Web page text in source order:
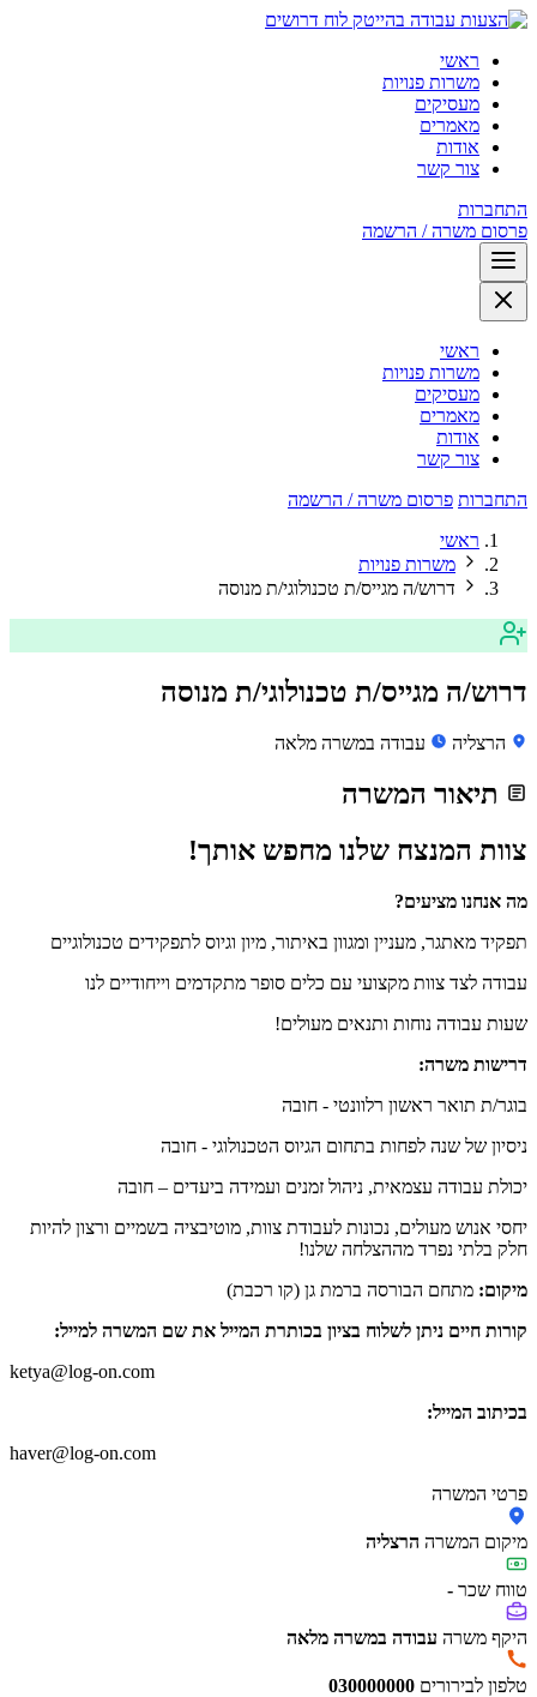
לוח דרושים
ראשי
משרות פנויות
מעסיקים
מאמרים
אודות
צור קשר
התחברות
פרסום משרה / הרשמה
ראשי
משרות פנויות
מעסיקים
מאמרים
אודות
צור קשר
התחברות פרסום משרה / הרשמה
ראשי
משרות פנויות
דרוש/ה מגייס/ת טכנולוגי/ת מנוסה
דרוש/ה מגייס/ת טכנולוגי/ת מנוסה
הרצליה עבודה במשרה מלאה
תיאור המשרה
צוות המנצח שלנו מחפש אותך!
מה אנחנו מציעים?
תפקיד מאתגר, מעניין ומגוון באיתור, מיון וגיוס לתפקידים טכנולוגיים
עבודה לצד צוות מקצועי עם כלים סופר מתקדמים וייחודיים לנו
שעות עבודה נוחות ותנאים מעולים!
דרישות משרה:
בוגר/ת תואר ראשון רלוונטי - חובה
ניסיון של שנה לפחות בתחום הגיוס הטכנולוגי - חובה
יכולת עבודה עצמאית, ניהול זמנים ועמידה ביעדים – חובה
יחסי אנוש מעולים, נכונות לעבודת צוות, מוטיבציה בשמיים ורצון להיות
חלק בלתי נפרד מההצלחה שלנו!
מיקום: מתחם הבורסה ברמת גן (קו רכבת)
קורות חיים ניתן לשלוח בציון בכותרת המייל את שם המשרה למייל:
ketya@log-on.com
בכיתוב המייל:
haver@log-on.com
פרטי המשרה
מיקום המשרה הרצליה
טווח שכר -
היקף משרה עבודה במשרה מלאה
טלפון לבירורים 030000000